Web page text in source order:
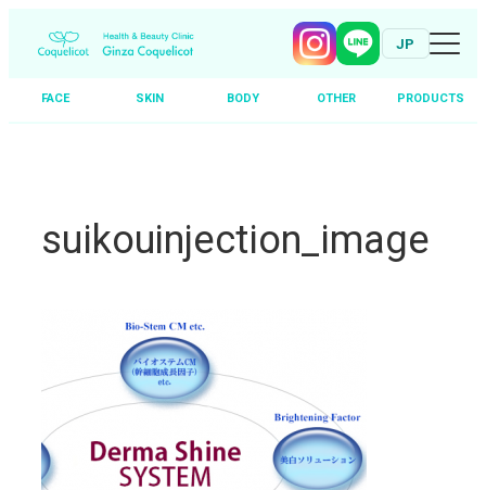
JP
FACE SKIN BODY OTHER PRODUCTS
suikouinjection_image